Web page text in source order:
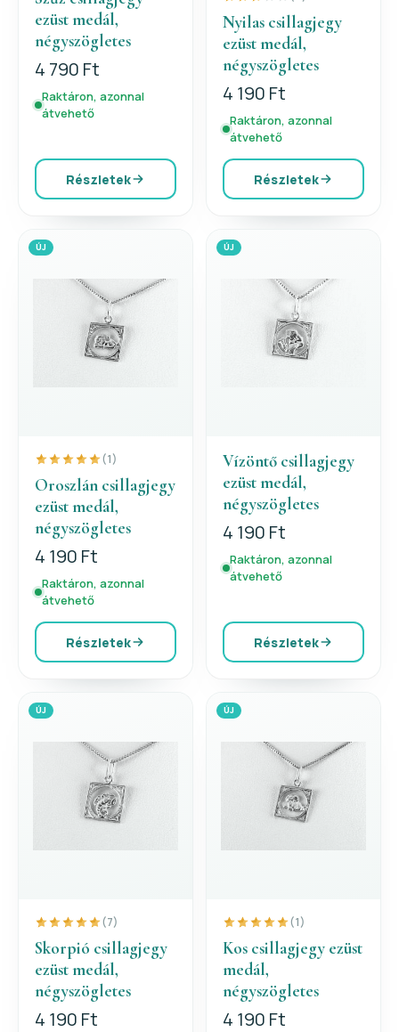
ezüst medál,
négyszögletes
4 790 Ft
Raktáron, azonnal
átvehető
Részletek
Nyilas csillagjegy
ezüst medál,
négyszögletes
4 190 Ft
Raktáron, azonnal
átvehető
Részletek
ÚJ
(1)
Oroszlán csillagjegy
ezüst medál,
négyszögletes
4 190 Ft
Raktáron, azonnal
átvehető
Részletek
ÚJ
Vízöntő csillagjegy
ezüst medál,
négyszögletes
4 190 Ft
Raktáron, azonnal
átvehető
Részletek
ÚJ
(7)
Skorpió csillagjegy
ezüst medál,
négyszögletes
4 190 Ft
ÚJ
(1)
Kos csillagjegy ezüst
medál,
négyszögletes
4 190 Ft